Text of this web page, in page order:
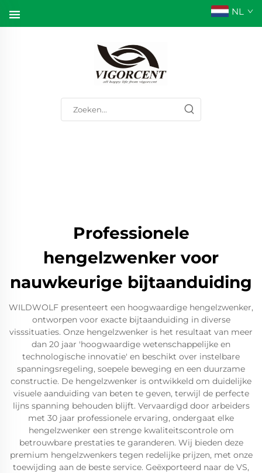
NL
Professionele
hengelzwenker voor
nauwkeurige bijtaanduiding
WILDWOLF presenteert een hoogwaardige hengelzwenker,
ontworpen voor exacte bijtaanduiding in diverse
visssituaties. Onze hengelzwenker is het resultaat van meer
dan 20 jaar 'hoogwaardige wetenschappelijke en
technologische innovatie' en beschikt over instelbare
spanningsregeling, soepele beweging en een duurzame
constructie. De hengelzwenker is ontwikkeld om duidelijke
visuele aanduiding van beten te geven, terwijl de perfecte
lijns spanning behouden blijft. Vervaardigd door arbeiders
met 30 jaar professionele ervaring, ondergaat elke
hengelzwenker een strenge kwaliteitscontrole om
betrouwbare prestaties te garanderen. Wij bieden deze
premium hengelzwenkers tegen redelijke prijzen, met onze
toewijding aan de beste service. Geëxporteerd naar de VS,